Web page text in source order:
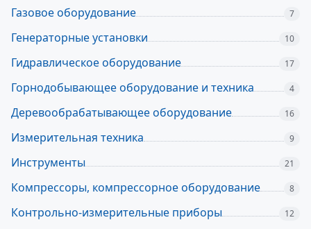
Газовое оборудование 7
Генераторные установки 10
Гидравлическое оборудование 17
Горнодобывающее оборудование и техника 4
Деревообрабатывающее оборудование 16
Измерительная техника 9
Инструменты 21
Компрессоры, компрессорное оборудование 8
Контрольно-измерительные приборы 12